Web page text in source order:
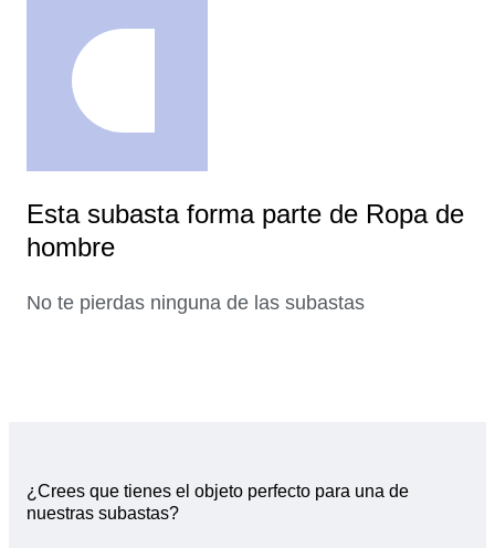
Esta subasta forma parte de Ropa de
hombre
No te pierdas ninguna de las subastas
¿Crees que tienes el objeto perfecto para una de
nuestras subastas?